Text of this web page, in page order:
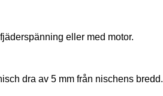
eller med motor.
dra av 5 mm från nischens bredd.